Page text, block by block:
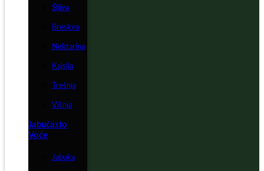
Šljiva
Breskva
Nektarina
Kajsija
Trešnja
Višnja
Jabučasto
Voće
Jabuka